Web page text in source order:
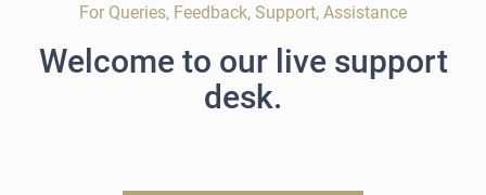
For Queries, Feedback, Support, Assistance
Welcome to our live support
desk.